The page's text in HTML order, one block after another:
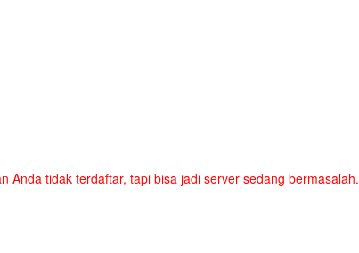
Anda tidak terdaftar, tapi bisa jadi server sedang bermasalah.